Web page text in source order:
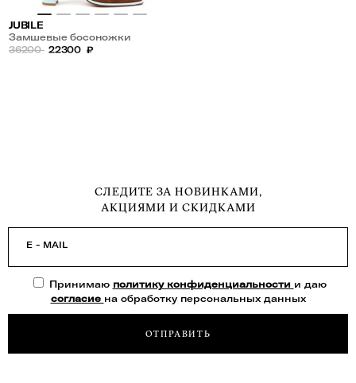
JUBILE
Замшевые босоножки
36200 22300 ₽
СЛЕДИТЕ ЗА НОВИНКАМИ,
АКЦИЯМИ И СКИДКАМИ
E - MAIL
Принимаю политику конфиденциальности и даю
согласие на обработку персональных данных
ОТПРАВИТЬ